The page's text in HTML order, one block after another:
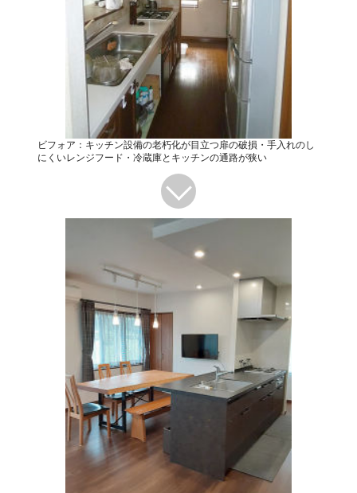
ビフォア：キッチン設備の老朽化が目立つ扉の破損・手入れのし
にくいレンジフード・冷蔵庫とキッチンの通路が狭い